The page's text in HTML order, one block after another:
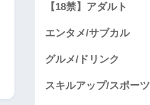
【18禁】アダルト
エンタメ/サブカル
グルメ/ドリンク
スキルアップ/スポーツ